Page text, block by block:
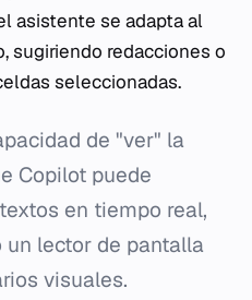
asistente se adapta al
sugiriendo redacciones o
seleccionadas.
de "ver" la
Copilot puede
en tiempo real,
lector de pantalla
visuales.